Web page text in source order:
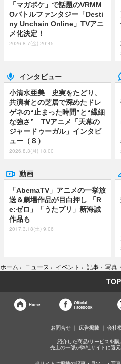
「マガポケ」で話題のVRMM
Oバトルファンタジー「Desti
ny Unchain Online」TVアニ
メ化決定！
2026.8.7(金) 20:45
インタビュー
小清水亜美 史実をたどり、
共演者との芝居で深めたドレ
ゲネの“止まった時間”と“繊細
な強さ” TVアニメ「天幕の
ジャードゥーガル」インタビ
ュー（８）
2026.8.3(月) 18:00
動画
「AbemaTV」アニメの一挙放
送＆劇場作品が目白押し 「R
e:ゼロ」「うたプリ」新海誠
作品も
2017.3.18(土) 9:06
ホーム › ニュース › イベント › 記事 › 写真
TOP
Home
Official
Facebook
お問合せ 広告掲載 会社
紹介した商品/サービスを購
売上の一部が弊社サイトに還